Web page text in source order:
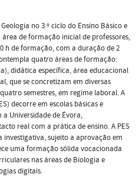
no 3.º ciclo do Ensino Básico e
de formação inicial de professores,
h de formação, com a duração de 2
quatro áreas de formação:
didática específica, área educacional
que se concretizam em diversas
semestres, em regime laboral. A
decorre em escolas básicas e
Universidade de Évora,
real com a prática de ensino. A PES
sujeito a aprovação em
uma formação sólida vocacionada
nas áreas de Biologia e
digitais.